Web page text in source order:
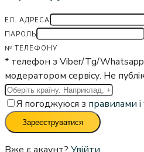
ЕЛ. АДРЕСА
ПАРОЛЬ
№ ТЕЛЕФОНУ
* телефон з Viber/Tg/Whatsapp
модератором сервісу. Не
Я погоджуюся з правилами
Зареєструватися